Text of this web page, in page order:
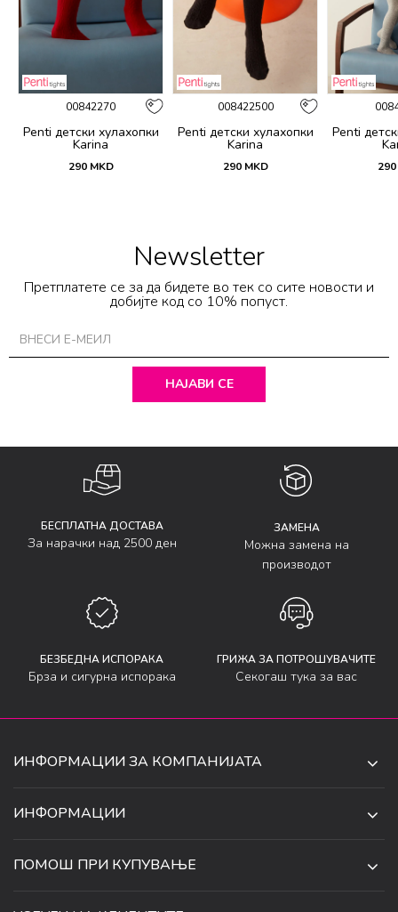
00842270
Penti детски хулахопки
Karina
290 MKD
008422500
Penti детски хулахопки
Karina
290 MKD
Penti
290
Newsletter
Претплатете се за да бидете во тек со сите новости и
добијте код со 10% попуст.
НАЈАВИ СЕ
БЕСПЛАТНА ДОСТАВА
За нарачки над 2500 ден
ЗАМЕНА
Можна замена на
производот
БЕЗБЕДНА ИСПОРАКА
Брза и сигурна испорака
ГРИЖА ЗА ПОТРОШУВАЧИТЕ
Секогаш тука за вас
ИНФОРМАЦИИ ЗА КОМПАНИЈАТА
СКОПЈЕ, МАКЕДОНИЈА
ИНФОРМАЦИИ
ПОМОШ ПРИ КУПУВАЊЕ